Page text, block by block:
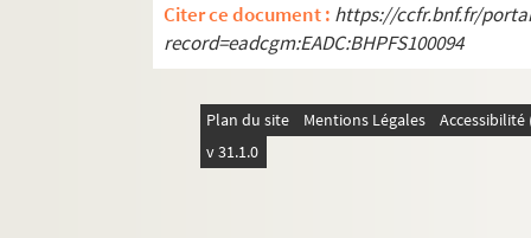
Citer ce document : https://ccfr.bnf.fr/
record=eadcgm:EADC:BHPFS100094
Plan du site Mentions Légales
v 31.1.0